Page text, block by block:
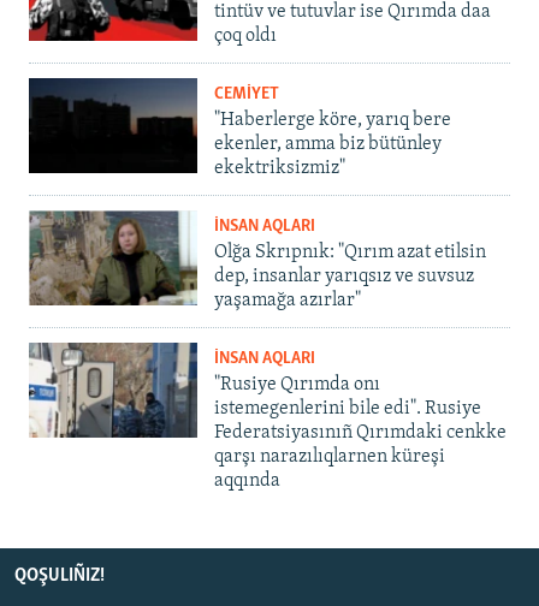
tintüv ve tutuvlar ise Qırımda daa
çoq oldı
CEMİYET
"Haberlerge köre, yarıq bere
ekenler, amma biz bütünley
ekektriksizmiz"
İNSAN AQLARI
Olğa Skrıpnık: "Qırım azat etilsin
dep, insanlar yarıqsız ve suvsuz
yaşamağa azırlar"
İNSAN AQLARI
"Rusiye Qırımda onı
istemegenlerini bile edi". Rusiye
Federatsiyasınıñ Qırımdaki cenkke
qarşı narazılıqlarnen küreşi
aqqında
QOŞULIÑIZ!